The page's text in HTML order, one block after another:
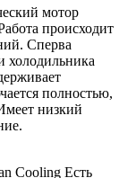
мотор
происходит
Сперва
холодильника
полностью,
низкий
Cooling Есть